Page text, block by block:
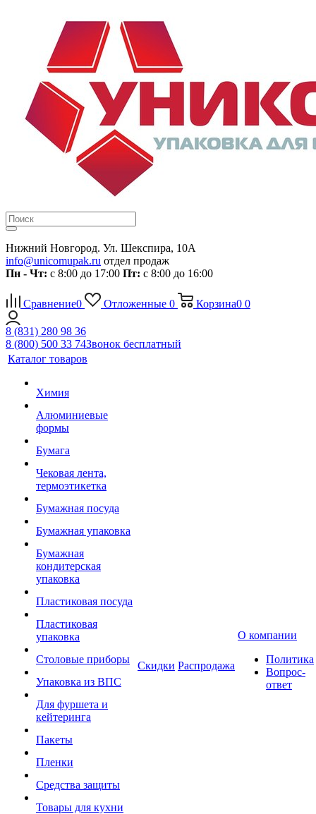
Нижний Новгород. Ул. Шекспира, 10А
info@unicomupak.ru отдел продаж
Пн - Чт: с 8:00 до 17:00 Пт: с 8:00 до 16:00
Сравнение0 Отложенные 0 Корзина0 0
8 (831) 280 98 36
8 (800) 500 33 74Звонок бесплатный
Каталог товаров
Химия
Алюминиевые
формы
Бумага
Чековая лента,
термоэтикетка
Бумажная посуда
Бумажная упаковка
Бумажная
кондитерская
упаковка
Пластиковая посуда
Пластиковая
упаковка
Столовые приборы
Упаковка из ВПС
Для фуршета и
кейтеринга
Пакеты
Пленки
Средства защиты
Товары для кухни
Скидки Распродажа
О компании
Политика
Вопрос-
ответ